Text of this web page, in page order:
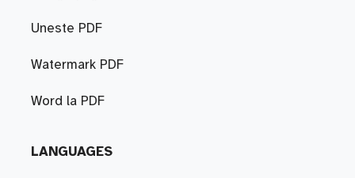
Uneste PDF
Watermark PDF
Word la PDF
LANGUAGES